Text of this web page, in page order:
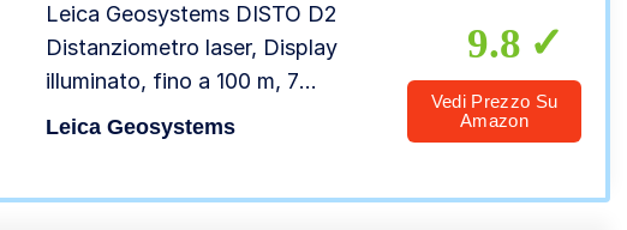
Leica Geosystems DISTO D2
Distanziometro laser, Display
illuminato, fino a 100 m, 7
misurazioni
Leica Geosystems
9.8
Vedi Prezzo Su
Amazon